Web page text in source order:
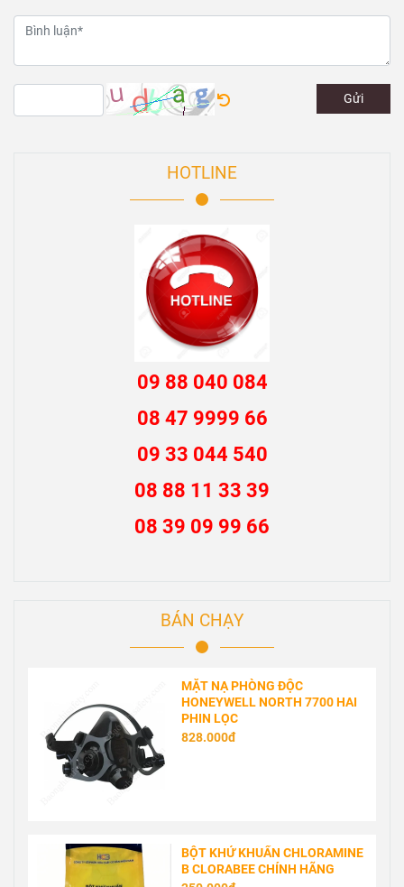
Gửi
HOTLINE
09 88 040 084
08 47 9999 66
09 33 044 540
08 88 11 33 39
08 39 09 99 66
BÁN CHẠY
MẶT NẠ PHÒNG ĐỘC
HONEYWELL NORTH 7700 HAI
PHIN LỌC
828.000đ
BỘT KHỬ KHUẨN CHLORAMINE
B CLORABEE CHÍNH HÃNG